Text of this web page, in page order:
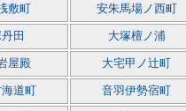
敷町 安朱馬場ノ西町
田 大塚檀ノ浦
屋殿 大宅甲ノ辻町
道町 音羽伊勢宿町